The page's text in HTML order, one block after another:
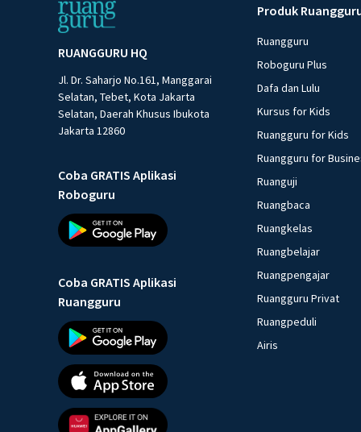
RUANGGURU HQ
Jl. Dr. Saharjo No.161, Manggarai
Selatan, Tebet, Kota Jakarta
Selatan, Daerah Khusus Ibukota
Jakarta 12860
Coba GRATIS Aplikasi
Roboguru
Coba GRATIS Aplikasi
Ruangguru
Produk
Ruangguru
Roboguru Plus
Dafa dan Lulu
Kursus for Kids
Ruangguru for Kids
Ruangguru for
Ruanguji
Ruangbaca
Ruangkelas
Ruangbelajar
Ruangpengajar
Ruangguru Privat
Ruangpeduli
Airis